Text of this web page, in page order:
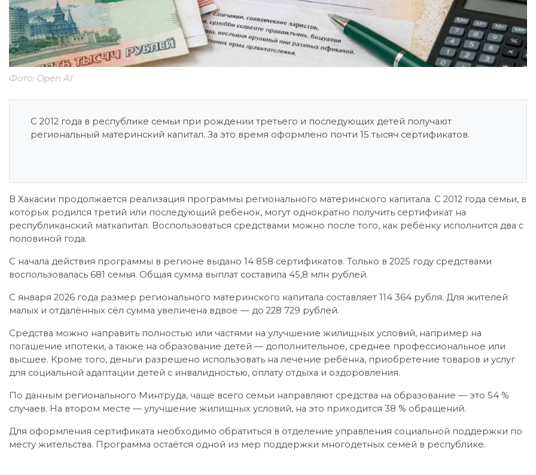
Фото: Open AI
С 2012 года в республике семьи при рождении третьего и последующих детей получают
региональный материнский капитал. За это время оформлено почти 15 тысяч сертификатов.
В Хакасии продолжается реализация программы регионального материнского капитала. С 2012 года семьи, в
которых родился третий или последующий ребенок, могут однократно получить сертификат на
республиканский маткапитал. Воспользоваться средствами можно после того, как ребёнку исполнится два с
половиной года.
С начала действия программы в регионе выдано 14 858 сертификатов. Только в 2025 году средствами
воспользовалась 681 семья. Общая сумма выплат составила 45,8 млн рублей.
С января 2026 года размер регионального материнского капитала составляет 114 364 рубля. Для жителей
малых и отдалённых сёл сумма увеличена вдвое — до 228 729 рублей.
Средства можно направить полностью или частями на улучшение жилищных условий, например на
погашение ипотеки, а также на образование детей — дополнительное, среднее профессиональное или
высшее. Кроме того, деньги разрешено использовать на лечение ребёнка, приобретение товаров и услуг
для социальной адаптации детей с инвалидностью, оплату отдыха и оздоровления.
По данным регионального Минтруда, чаще всего семьи направляют средства на образование — это 54 %
случаев. На втором месте — улучшение жилищных условий, на это приходится 38 % обращений.
Для оформления сертификата необходимо обратиться в отделение управления социальной поддержки по
месту жительства. Программа остаётся одной из мер поддержки многодетных семей в республике.